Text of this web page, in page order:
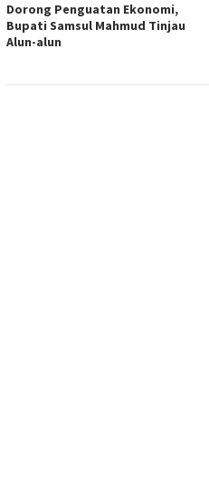
Dorong Penguatan Ekonomi,
Bupati Samsul Mahmud Tinjau
Alun-alun